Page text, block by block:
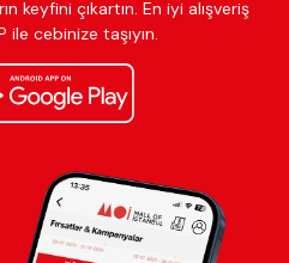
keyfini çıkartın. En iyi alışveriş
ile cebinize taşıyın.